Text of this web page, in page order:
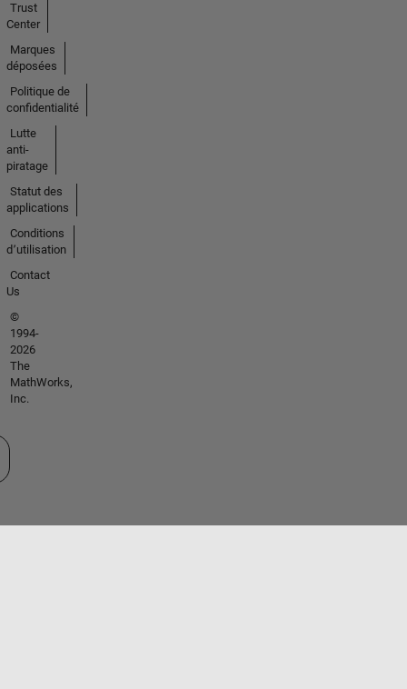
Trust
Center
Marques
déposées
Politique de
confidentialité
Lutte
anti-
piratage
Statut des
applications
Conditions
d՚utilisation
Contact
Us
©
1994-
2026
The
MathWorks,
Inc.
un site web